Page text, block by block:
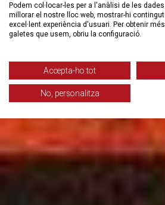
Podem col·locar-les per a l'anàlisi de les
millorar el nostre lloc web, mostrar-hi
excel·lent experiència d'usuari. Per obtenir
galetes que usem, obriu la configuració.
Accepta-ho tot
No, personalitza